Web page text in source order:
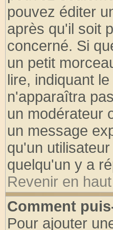
pouvez éditer
après qu'il soit
concerné. Si
un petit
lire, indiquant
n'apparaîtra
un modérateur
un message
qu'un
quelqu'un y a
Revenir en haut
Comment
Pour ajouter